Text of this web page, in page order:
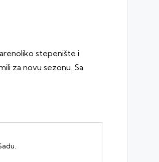
stepenište i
za novu sezonu. Sa